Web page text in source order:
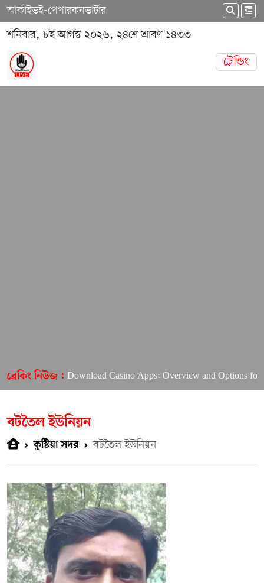
আর্কাইভই-পেপারকনভার্টার
শনিবার, ৮ই আগস্ট ২০২৬, ২৪শে শ্রাবণ ১৪৩৩
ট্রেন্ডিং
ব্রেকিং নিউজ :
to Download Casino Apps: Overview and Options for US
বটতৈল ইউনিয়ন
কুষ্টিয়া সদর বটতৈল ইউনিয়ন